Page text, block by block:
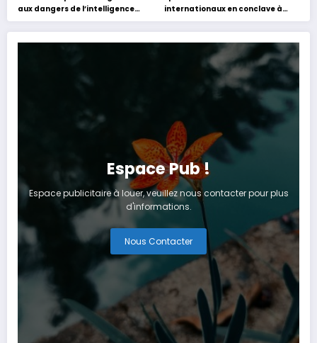
aux dangers de l’intelligence
artificielle
internationaux en conclave à
Tanger
Espace Pub !
Espace publicitaire à louer, veuillez nous contacter pour plus
d'informations.
Nous Contacter